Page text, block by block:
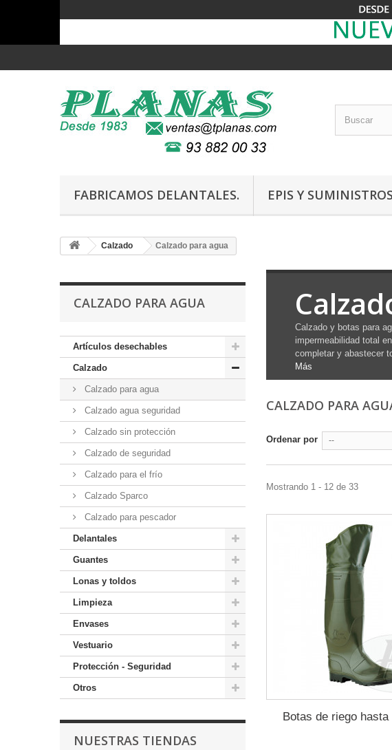
FABRICAMOS DELANTALES. EPIS Y SUMINISTROS
Calzado Calzado para agua
CALZADO PARA AGUA
Artículos desechables
Calzado
Calzado para agua
Calzado agua seguridad
Calzado sin protección
Calzado de seguridad
Calzado para el frío
Calzado Sparco
Calzado para pescador
Delantales
Guantes
Lonas y toldos
Limpieza
Envases
Vestuario
Protección - Seguridad
Otros
NUESTRAS TIENDAS
Calzado y botas para
impermeabilidad total
completar y abastecer
Más
CALZADO PARA
Ordenar por --
Mostrando 1 - 12 de 33
Botas de riego